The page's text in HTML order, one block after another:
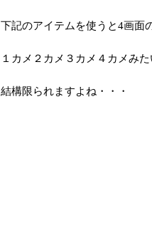
下記のアイテムを使うと4画面
１カメ２カメ３カメ４カメみ
結構限られますよね・・・